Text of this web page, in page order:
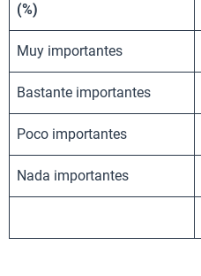
(%)
Muy importantes
Bastante importantes
Poco importantes
Nada importantes